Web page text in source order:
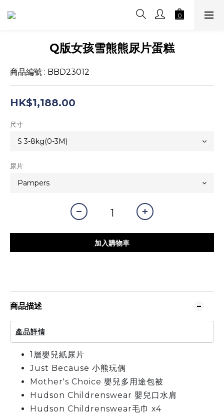
Q版女孩雪熊熊尿片蛋糕
商品編號 : BBD23012
HK$1,188.00
尺寸
尿片
加入購物車
商品描述
產品詳情
1層嬰兒紙尿片
Just Because 小熊玩偶
Mother's Choice 嬰兒多用途包被
Hudson Childrenswear 嬰兒口水肩
Hudson Childrenswear毛巾 x4